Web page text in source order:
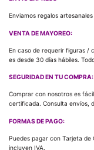
Enviamos regalos
VENTA DE MAYOREO:
En caso de requerir figuras /
es desde 30 días hábiles.
SEGURIDAD EN TU COMPRA:
Comprar con nosotros es
certificada. Consulta envíos,
FORMAS DE PAGO:
Puedes pagar con Tarjeta
incluyen IVA.